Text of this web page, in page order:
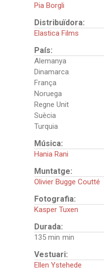
Pia Borgli
Distribuïdora:
Elastica Films
País:
Alemanya
Dinamarca
França
Noruega
Regne Unit
Suècia
Turquia
Música:
Hania Rani
Muntatge:
Olivier Bugge Coutté
Fotografia:
Kasper Tuxen
Durada:
135 min
Vestuari:
Ellen Ystehede